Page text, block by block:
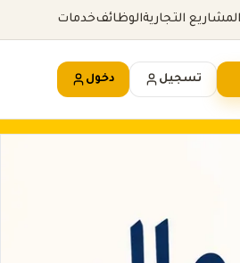
المشاريع التجاريةالوظائفخدمات
دخول تسجيل